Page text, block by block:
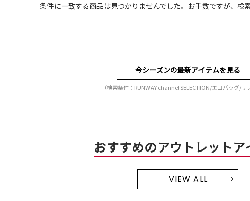
条件に一致する商品は見つかりませんでした。お手数ですが、検
今シーズンの最新アイテムを見る
（検索条件：RUNWAY channel SELECTION/エコバッグ/サ
おすすめのアウトレットア
VIEW ALL